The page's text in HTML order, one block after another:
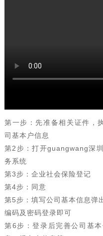
第一步：先准备相关证件，
司基本户信息
第2步：打开guangwang深
务系统
第3步：企业社会保险登记
第4步：同意
第5步：填写公司基本信息弹
编码及密码登录即可
第6步：登录后完善公司基